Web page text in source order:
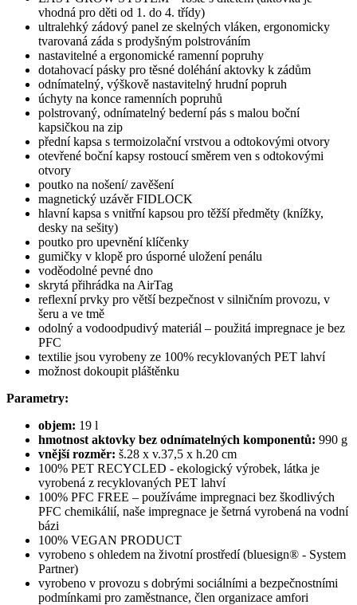
vhodná pro děti od 1. do 4. třídy)
ultralehký zádový panel ze skelných vláken, ergonomicky
tvarovaná záda s prodyšným polstrováním
nastavitelné a ergonomické ramenní popruhy
dotahovací pásky pro těsné doléhání aktovky k zádům
odnímatelný, výškově nastavitelný hrudní popruh
úchyty na konce ramenních popruhů
polstrovaný, odnímatelný bederní pás s malou boční
kapsičkou na zip
přední kapsa s termoizolační vrstvou a odtokovými otvory
otevřené boční kapsy rostoucí směrem ven s odtokovými
otvory
poutko na nošení/ zavěšení
magnetický uzávěr FIDLOCK
hlavní kapsa s vnitřní kapsou pro těžší předměty (knížky,
desky na sešity)
poutko pro upevnění klíčenky
gumičky v klopě pro úsporné uložení penálu
voděodolné pevné dno
skrytá přihrádka na AirTag
reflexní prvky pro větší bezpečnost v silničním provozu, v
šeru a ve tmě
odolný a vodoodpudivý materiál – použitá impregnace je bez
PFC
textilie jsou vyrobeny ze 100% recyklovaných PET lahví
možnost dokoupit pláštěnku
Parametry:
objem: 19 l
hmotnost aktovky bez odnímatelných komponentů: 990 g
vnější rozměr: š.28 x v.37,5 x h.20 cm
100% PET RECYCLED - ekologický výrobek, látka je
vyrobená z recyklovaných PET lahví
100% PFC FREE – používáme impregnaci bez škodlivých
PFC chemikálií, naše impregnace je šetrná vyrobená na vodní
bázi
100% VEGAN PRODUCT
vyrobeno s ohledem na životní prostředí (bluesign® - System
Partner)
vyrobeno v provozu s dobrými sociálními a bezpečnostními
podmínkami pro zaměstnance, člen organizace amfori